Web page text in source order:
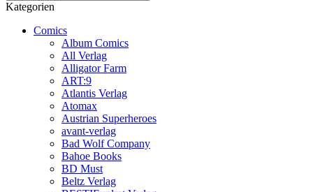
Kategorien
Comics
Album Comics
All Verlag
Alligator Farm
ART:9
Atlantis Verlag
Atomax
Austrian Superheroes
avant-verlag
Bad Wolf Company
Bahoe Books
BD Must
Beltz Verlag